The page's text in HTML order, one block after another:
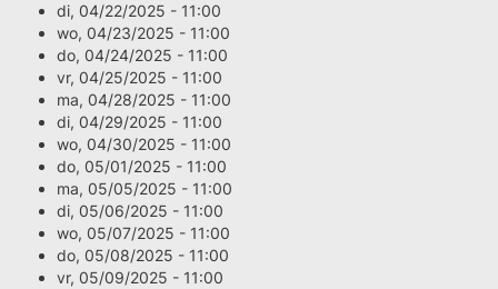
di, 04/22/2025 - 11:00
wo, 04/23/2025 - 11:00
do, 04/24/2025 - 11:00
vr, 04/25/2025 - 11:00
ma, 04/28/2025 - 11:00
di, 04/29/2025 - 11:00
wo, 04/30/2025 - 11:00
do, 05/01/2025 - 11:00
ma, 05/05/2025 - 11:00
di, 05/06/2025 - 11:00
wo, 05/07/2025 - 11:00
do, 05/08/2025 - 11:00
vr, 05/09/2025 - 11:00